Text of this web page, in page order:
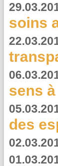
soins
sens
des